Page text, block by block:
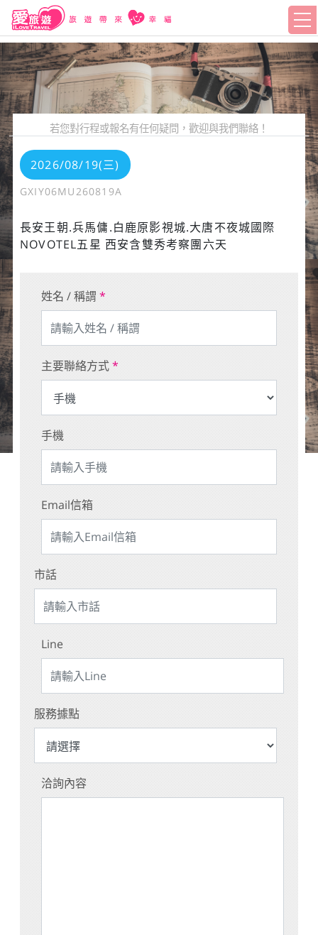
若您對行程或報名有任何疑問，歡迎與我們聯絡！
2026/08/19(三)
GXIY06MU260819A
長安王朝.兵馬傭.白鹿原影視城.大唐不夜城國際
NOVOTEL五星 西安含雙秀考察團六天
姓名 / 稱謂 *
主要聯絡方式*
手機
Email信箱
市話
Line
服務據點
洽詢內容